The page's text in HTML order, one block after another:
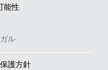
能性
ル
護方針